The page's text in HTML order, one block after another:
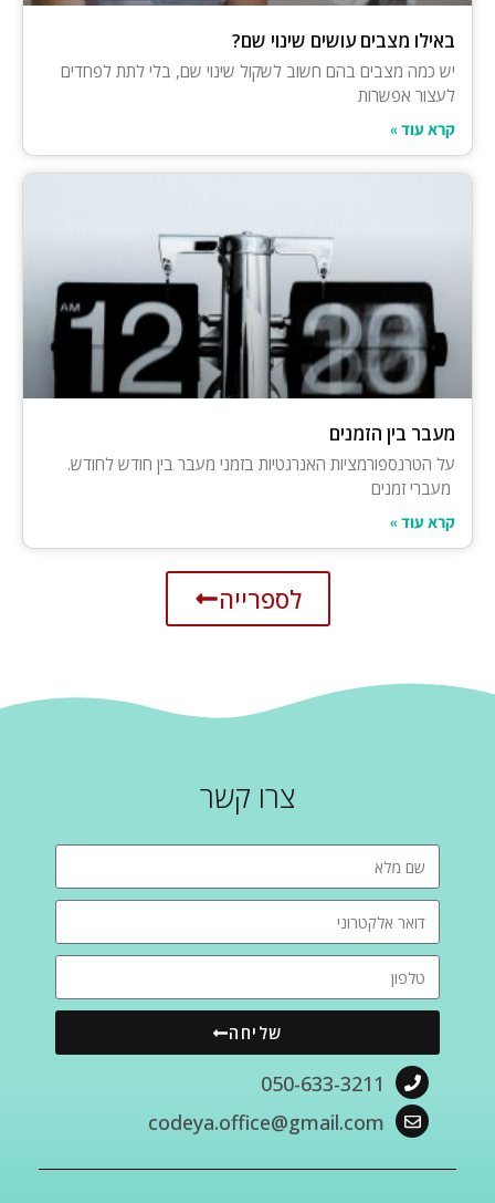
באילו מצבים עושים שינוי שם?
יש כמה מצבים בהם חשוב לשקול שינוי שם, בלי לתת לפחדים
לעצור אפשרות
קרא עוד »
מעבר בין הזמנים
על הטרנספורמציות האנרגטיות בזמני מעבר בין חודש לחודש.
מעברי זמנים
קרא עוד »
לספרייה
צרו קשר
שליחה
050-633-3211
codeya.office@gmail.com